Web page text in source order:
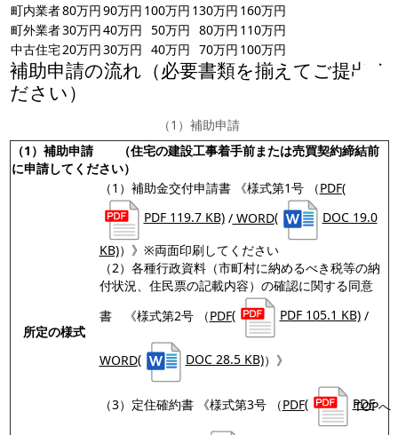
TOPへ
町内業者80万円90万円 100万円 130万円 160万円
町外業者30万円40万円 50万円 80万円 110万円
中古住宅20万円30万円 40万円 70万円 100万円
補助申請の流れ（必要書類を揃えてご提出く
ださい）
（1）補助申請
（1）補助申請
（住宅の建設工事着手前または売買契約締結前
に申請してください）
所定の様式
（1）補助金交付申請書 《様式第1号 （PDF(
PDF 119.7 KB)/WORD(
DOC 19.0
KB)）》※両面印刷してください
（2）各種行政資料（市町村に納めるべき税等の納
付状況、住民票の記載内容）の確認に関する同意
書 《様式第2号 （PDF( PDF 105.1 KB)/
WORD( DOC 28.5 KB)）》
（3）定住確約書 《様式第3号 （PDF( PDF